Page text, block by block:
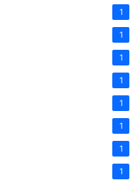
1
1
1
1
1
1
1
1